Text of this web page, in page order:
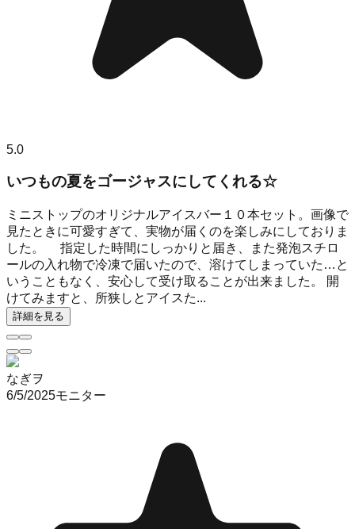
5.0
いつもの夏をゴージャスにしてくれる☆
ミニストップのオリジナルアイスバー１０本セット。画像で
見たときに可愛すぎて、実物が届くのを楽しみにしておりま
した。 指定した時間にしっかりと届き、また発泡スチロ
ールの入れ物で冷凍で届いたので、溶けてしまっていた…と
いうこともなく、安心して受け取ることが出来ました。 開
けてみますと、所狭しとアイスた...
詳細を見る
なぎヲ
6/5/2025モニター